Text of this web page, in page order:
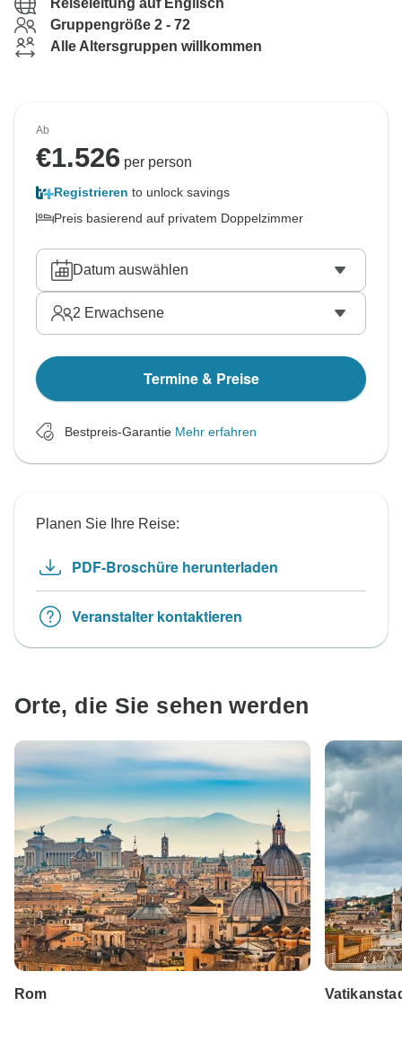
Reiseleitung auf Englisch
Gruppengröße 2 - 72
Alle Altersgruppen willkommen
Ab
€1.526 per person
Registrieren to unlock savings
Preis basierend auf privatem Doppelzimmer
Datum auswählen
2 Erwachsene
Termine & Preise
Bestpreis-Garantie Mehr erfahren
Planen Sie Ihre Reise:
PDF-Broschüre herunterladen
Veranstalter kontaktieren
Orte, die Sie sehen werden
Rom